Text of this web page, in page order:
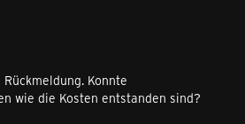
Konnte
wie die Kosten entstanden sind?